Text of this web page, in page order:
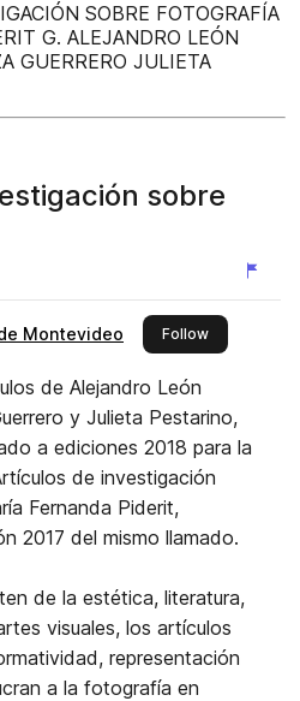
SOBRE FOTOGRAFÍA
G. ALEJANDRO LEÓN
GUERRERO JULIETA
sobre
Montevideo Followthis
de Alejandro León
y Julieta Pestarino,
a ediciones 2018 para la
de investigación
Fernanda Piderit,
2017 del mismo llamado.
de la estética, literatura,
visuales, los artículos
representación
a la fotografía en